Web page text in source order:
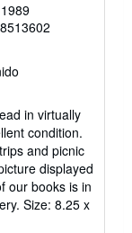
in virtually
condition.
and picnic
displayed
our books is in
Size: 8.25 x